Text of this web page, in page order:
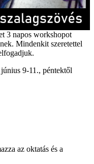
3 napos workshopot
Mindenkit szeretettel
9-11., péntektől
az oktatás és a